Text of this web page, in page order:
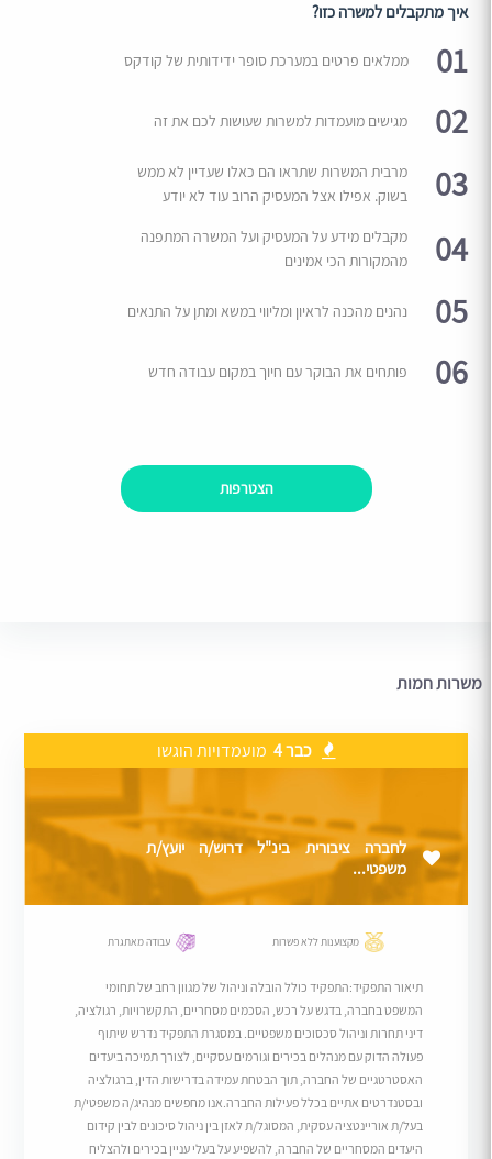
איך מתקבלים למשרה כזו?
01 ממלאים פרטים במערכת סופר ידידותית של קודקס
02 מגישים מועמדות למשרות שעושות לכם את זה
03
מרבית המשרות שתראו הם כאלו שעדיין לא ממש
בשוק. אפילו אצל המעסיק הרוב עוד לא יודע
04
מקבלים מידע על המעסיק ועל המשרה המתפנה
מהמקורות הכי אמינים
05 נהנים מהכנה לראיון ומליווי במשא ומתן על התנאים
06 פותחים את הבוקר עם חיוך במקום עבודה חדש
הצטרפות
משרות חמות
כבר 4 מועמדויות הוגשו
לחברה ציבורית בינ"ל דרוש/ה יועץ/ת
משפטי...
מקצוענות ללא פשרות עבודה מאתגרת
תיאור התפקיד:התפקיד כולל הובלה וניהול של מגוון רחב של תחומי
המשפט בחברה, בדגש על רכש, הסכמים מסחריים, התקשרויות, רגולציה,
דיני תחרות וניהול סכסוכים משפטיים. במסגרת התפקיד נדרש שיתוף
פעולה הדוק עם מנהלים בכירים וגורמים עסקיים, לצורך תמיכה ביעדים
האסטרטגיים של החברה, תוך הבטחת עמידה בדרישות הדין, ברגולציה
ובסטנדרטים אתיים בכלל פעילות החברה.אנו מחפשים מנהיג/ה משפטי/ת
בעל/ת אוריינטציה עסקית, המסוגל/ת לאזן בין ניהול סיכונים לבין קידום
היעדים המסחריים של החברה, להשפיע על בעלי עניין בכירים ולהצליח